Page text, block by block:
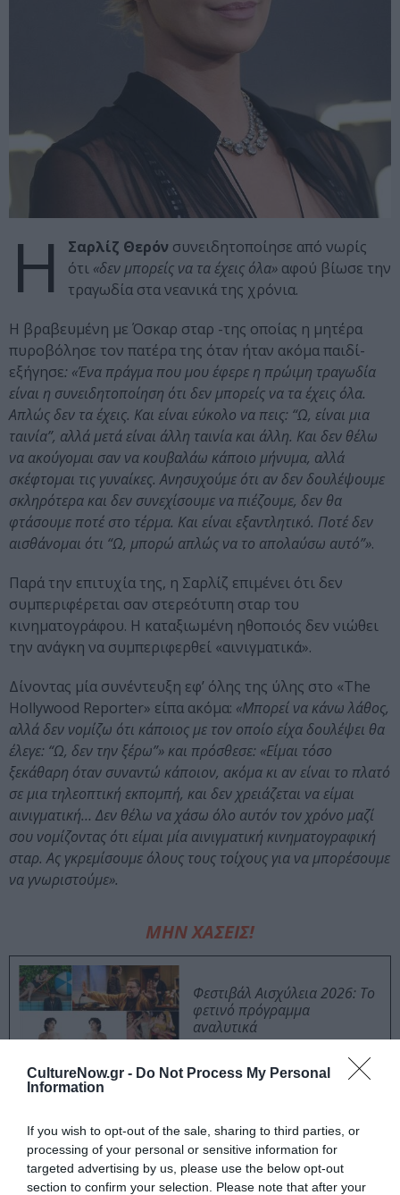
CultureNow.gr - Do Not Process My Personal
Information
If you wish to opt-out of the sale, sharing to third parties, or
processing of your personal or sensitive information for
targeted advertising by us, please use the below opt-out
section to confirm your selection. Please note that after your
Η Σαρλίζ Θερόν συνειδητοποίησε από νωρίς
ότι «δεν μπορείς να τα έχεις όλα» αφού βίωσε την
τραγωδία στα νεανικά της χρόνια.
Η βραβευμένη με Όσκαρ σταρ -της οποίας η μητέρα
πυροβόλησε τον πατέρα της όταν ήταν ακόμα παιδί-
εξήγησε: «Ένα πράγμα που μου έφερε η πρώιμη τραγωδία
είναι η συνειδητοποίηση ότι δεν μπορείς να τα έχεις όλα.
Απλώς δεν τα έχεις. Και είναι εύκολο να πεις: “Ω, είναι μια
ταινία”, αλλά μετά είναι άλλη ταινία και άλλη. Και δεν θέλω
να ακούγομαι σαν να κουβαλάω κάποιο μήνυμα, αλλά
σκέφτομαι τις γυναίκες. Ανησυχούμε ότι αν δεν δουλέψουμε
σκληρότερα και δεν συνεχίσουμε να πιέζουμε, δεν θα
φτάσουμε ποτέ στο τέρμα. Και είναι εξαντλητικό. Ποτέ δεν
αισθάνομαι ότι “Ω, μπορώ απλώς να το απολαύσω αυτό”».
Παρά την επιτυχία της, η Σαρλίζ επιμένει ότι δεν
συμπεριφέρεται σαν στερεότυπη σταρ του
κινηματογράφου. Η καταξιωμένη ηθοποιός δεν νιώθει
την ανάγκη να συμπεριφερθεί «αινιγματικά».
Δίνοντας μία συνέντευξη εφ’ όλης της ύλης στο «The
Hollywood Reporter» είπα ακόμα: «Μπορεί να κάνω λάθος,
αλλά δεν νομίζω ότι κάποιος με τον οποίο είχα δουλέψει θα
έλεγε: “Ω, δεν την ξέρω”» και πρόσθεσε: «Είμαι τόσο
ξεκάθαρη όταν συναντώ κάποιον, ακόμα κι αν είναι το πλατό
σε μια τηλεοπτική εκπομπή, και δεν χρειάζεται να είμαι
αινιγματική… Δεν θέλω να χάσω όλο αυτόν τον χρόνο μαζί
σου νομίζοντας ότι είμαι μία αινιγματική κινηματογραφική
σταρ. Ας γκρεμίσουμε όλους τους τοίχους για να μπορέσουμε
να γνωριστούμε».
ΜΗΝ ΧΑΣΕΙΣ!
Φεστιβάλ Αισχύλεια 2026: Το
φετινό πρόγραμμα
αναλυτικά
Αρχαίο Θέατρο Επιδαύρου